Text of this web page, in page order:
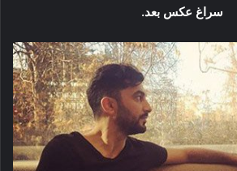
سراغ عکس بعد.